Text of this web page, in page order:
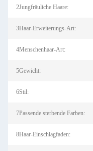
2Jungfräuliche Haare:
3Haar-Erweiterungs-Art:
4Menschenhaar-Art:
5Gewicht:
6Stil:
7Passende sterbende Farben:
8Haar-Einschlagfaden: